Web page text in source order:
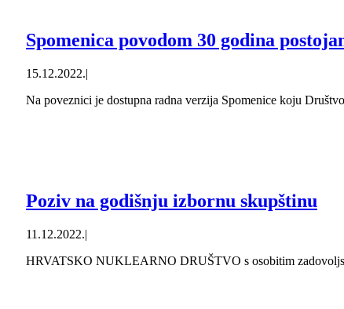
Spomenica povodom 30 godina
15.12.2022.|
Na poveznici je dostupna radna verzija Spomenice koju
Poziv na godišnju izbornu skupštinu
11.12.2022.|
HRVATSKO NUKLEARNO DRUŠTVO s osobitim